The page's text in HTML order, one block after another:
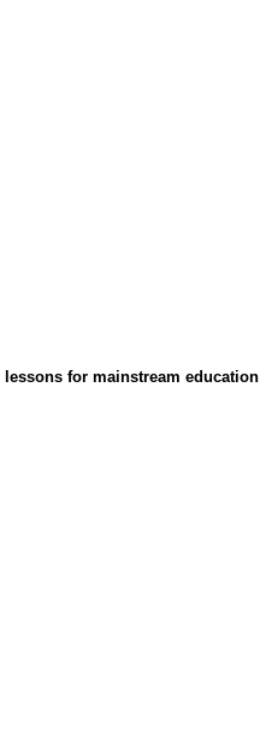
lessons for mainstream education